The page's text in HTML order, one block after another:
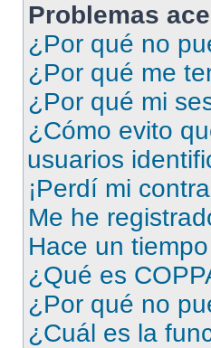
Problemas
¿Por qué no
¿Por qué me
¿Por qué mi
¿Cómo evito
usuarios
¡Perdí mi
Me he
Hace un
¿Qué es
¿Por qué no
¿Cuál es la